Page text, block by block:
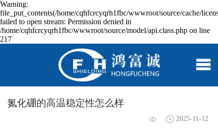
Warning:
file_put_contents(/home/cqhfcrcyqrh1fbc/wwwroot/source/cache/
failed to open stream: Permission denied in
/home/cqhfcrcyqrh1fbc/wwwroot/source/model/api.class.php on line
217
氮化硼的高温稳定性怎么样
2025-11-12